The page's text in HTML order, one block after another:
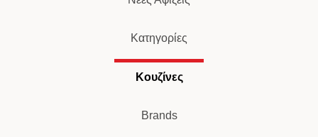
Κατηγορίες
Κουζίνες
Brands